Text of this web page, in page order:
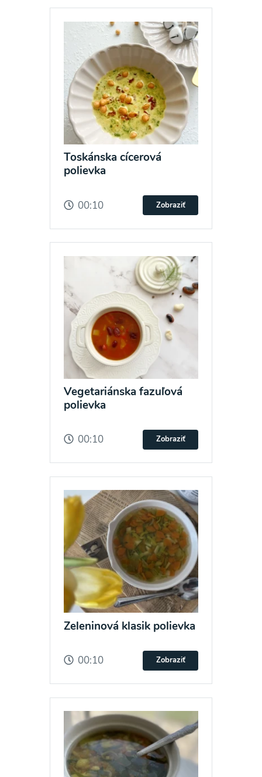
Toskánska cícerová
polievka
00:10 Zobraziť
Vegetariánska fazuľová
polievka
00:10 Zobraziť
Zeleninová klasik polievka
00:10 Zobraziť
Odber noviniek a akcií
Odoslaním registrácie na Newsletter súhlasím so
spracovaním osobných údajov pre účely